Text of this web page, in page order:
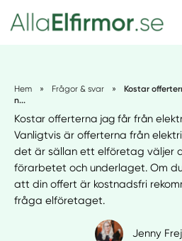
Hem » Frågor & svar »
Kostar
n...
Kostar offerterna jag får från
Vanligtvis är offerterna från
det är sällan ett elföretag väljer
förarbetet och underlaget. Om
att din offert är kostnadsfri
fråga elföretaget.
Jenny